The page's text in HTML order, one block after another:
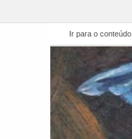
Ir para o conteúdo